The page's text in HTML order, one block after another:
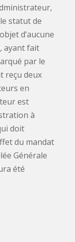
statut de
d’aucune
ayant fait
par le
reçu deux
en
est
à
doit
du mandat
Générale
été